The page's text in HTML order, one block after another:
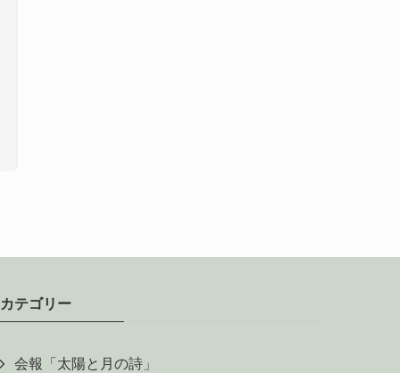
カテゴリー
会報「太陽と月の詩」